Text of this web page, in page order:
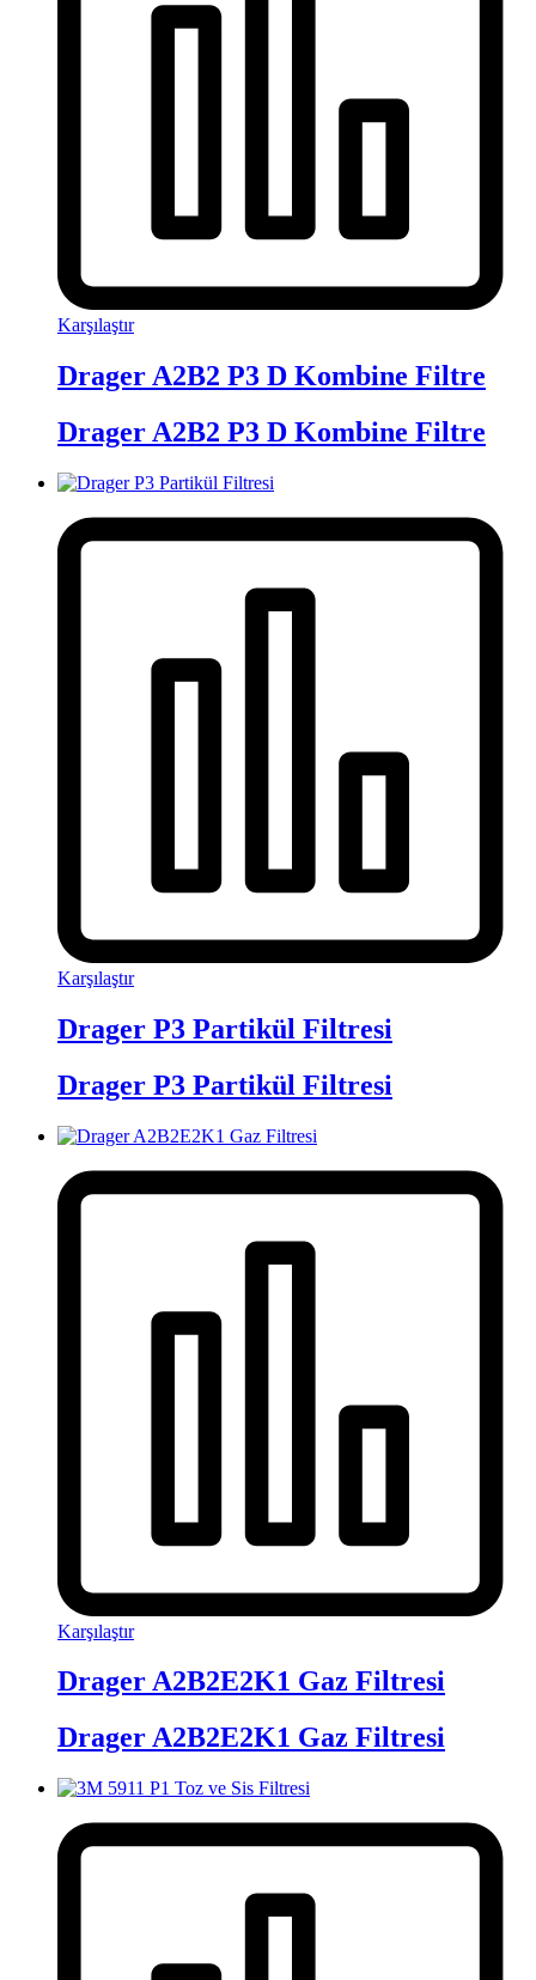
Karşılaştır
Drager A2B2 P3 D Kombine Filtre
Drager A2B2 P3 D Kombine Filtre
Karşılaştır
Drager P3 Partikül Filtresi
Drager P3 Partikül Filtresi
Karşılaştır
Drager A2B2E2K1 Gaz Filtresi
Drager A2B2E2K1 Gaz Filtresi